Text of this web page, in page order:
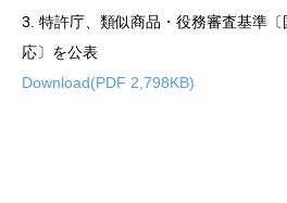
3. 特許庁、類似商品・役務審査基準
応〕を公表
Download(PDF 2,798KB)